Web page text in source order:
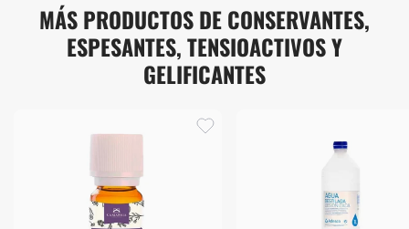
MÁS PRODUCTOS DE CONSERVANTES,
ESPESANTES, TENSIOACTIVOS Y
GELIFICANTES